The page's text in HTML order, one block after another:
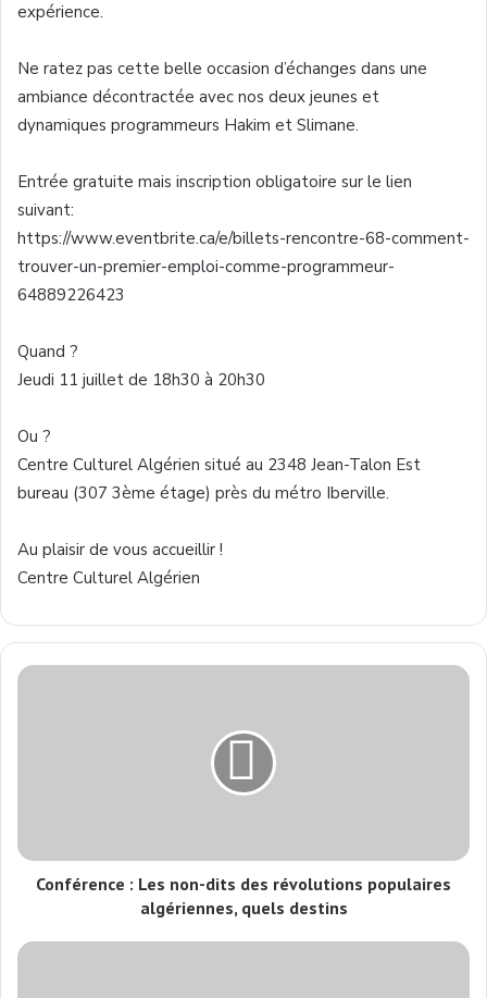
expérience.
Ne ratez pas cette belle occasion d’échanges dans une
ambiance décontractée avec nos deux jeunes et
dynamiques programmeurs Hakim et Slimane.
Entrée gratuite mais inscription obligatoire sur le lien
suivant:
https://www.eventbrite.ca/e/billets-rencontre-68-comment-
trouver-un-premier-emploi-comme-programmeur-
64889226423
Quand ?
Jeudi 11 juillet de 18h30 à 20h30
Ou ?
Centre Culturel Algérien situé au 2348 Jean-Talon Est
bureau (307 3ème étage) près du métro Iberville.
Au plaisir de vous accueillir !
Centre Culturel Algérien
Conférence : Les non-dits des révolutions populaires
algériennes, quels destins